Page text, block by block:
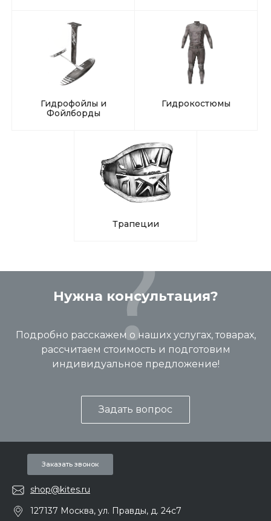
Гидрофойлы и
Фойлборды
Гидрокостюмы
Трапеции
Нужна консультация?
Подробно расскажем о наших услугах, товарах,
рассчитаем стоимость и подготовим
индивидуальное предложение!
Задать вопрос
Заказать звонок
shop@kites.ru
127137 Москва, ул. Правды, д. 24с7